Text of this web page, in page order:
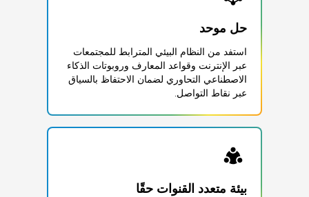
حل موحد
استفد من النظام البيئي المترابط للمجتمعات
عبر الإنترنت وقواعد المعارف وروبوتات الذكاء
الاصطناعي التحاوري لضمان الاحتفاظ بالسياق
عبر نقاط التواصل.
بيئة متعدد القنوات حقًا